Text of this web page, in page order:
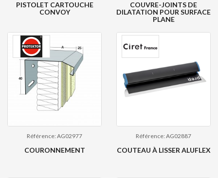
PISTOLET CARTOUCHE
CONVOY
COUVRE-JOINTS DE
DILATATION POUR SURFACE
PLANE
Référence: AG02977
COURONNEMENT
Référence: AG02887
COUTEAU À LISSER ALUFLEX